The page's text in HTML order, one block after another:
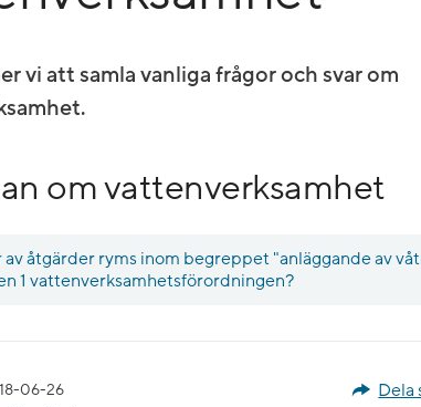
vi att samla vanliga frågor och svar om
om vattenverksamhet
åtgärder ryms inom begreppet "anläggande av
1 vatten­verksamhets­förordningen?
06-26
Dela